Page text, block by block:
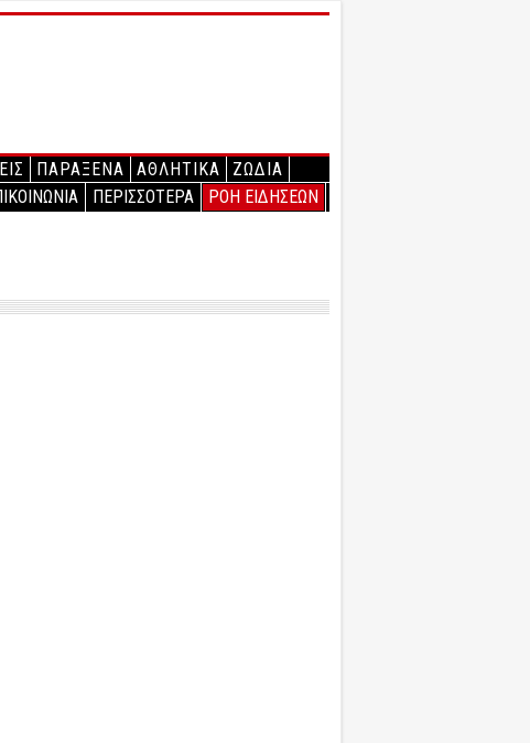
ΠΑΡΑΞΕΝΑ ΑΘΛΗΤΙΚΑ
ΖΩΔΙΑ
ΠΕΡΙΣΣΟΤΕΡΑ ΡΟΗ ΕΙΔΗΣΕΩΝ